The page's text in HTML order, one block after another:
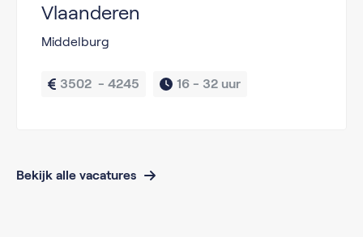
Vlaanderen
Middelburg
3502  - 4245 16 - 32 uur
Bekijk alle vacatures